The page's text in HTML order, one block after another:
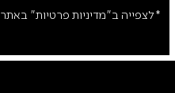
*לצפייה ב"מדיניות פרטיות" באתר